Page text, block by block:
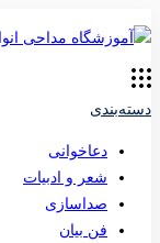
دسته‌بندی
دعاخوانی
شعر و ادبیات
صداسازی
فن بیان